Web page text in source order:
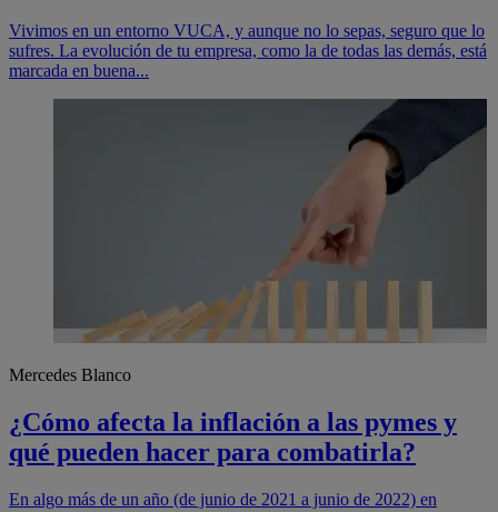
Vivimos en un entorno VUCA, y aunque no lo sepas, seguro que lo
sufres. La evolución de tu empresa, como la de todas las demás, está
marcada en buena...
Mercedes Blanco
¿Cómo afecta la inflación a las pymes y
qué pueden hacer para combatirla?
En algo más de un año (de junio de 2021 a junio de 2022) en